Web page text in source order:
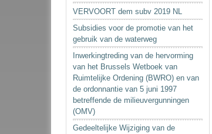
VERVOORT dem subv 2019 NL
Subsidies voor de promotie van het
gebruik van de waterweg
Inwerkingtreding van de hervorming
van het Brussels Wetboek van
Ruimtelijke Ordening (BWRO) en van
de ordonnantie van 5 juni 1997
betreffende de milieuvergunningen
(OMV)
Gedeeltelijke Wijziging van de